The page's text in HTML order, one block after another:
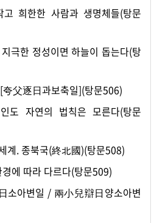
희한한 사람과 생명체들(탕문
극한 정성이면 하늘이 돕는다(탕
父逐日과보축일](탕문506)
도 자연의 법칙은 모른다(탕문
계. 종북국(終北國)(탕문508)
에 따라 다르다(탕문509)
소아변일 / 兩小兒辯日양소아변